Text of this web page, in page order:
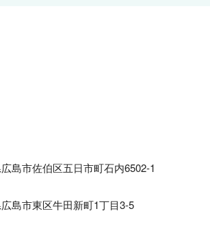
島市佐伯区五日市町石内6502-1
島市東区牛田新町1丁目3-5